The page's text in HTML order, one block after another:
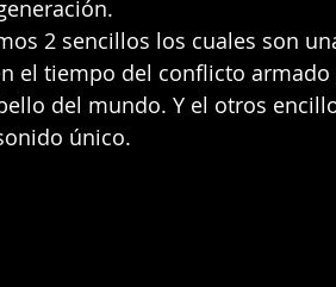
2 sencillos los cuales son
el tiempo del conflicto armado
del mundo. Y el otros
único.